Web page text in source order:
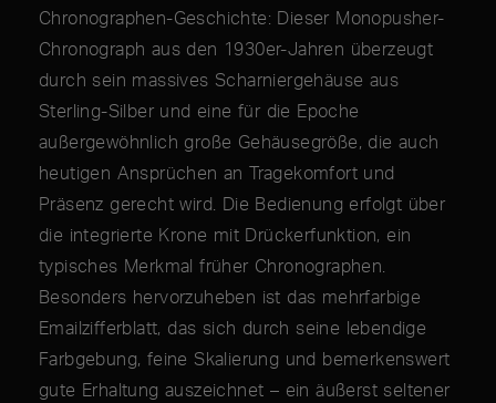
Chronographen-Geschichte: Dieser Monopusher-
Chronograph aus den 1930er-Jahren überzeugt
durch sein massives Scharniergehäuse aus
Sterling-Silber und eine für die Epoche
außergewöhnlich große Gehäusegröße, die auch
heutigen Ansprüchen an Tragekomfort und
Präsenz gerecht wird. Die Bedienung erfolgt über
die integrierte Krone mit Drückerfunktion, ein
typisches Merkmal früher Chronographen.
Besonders hervorzuheben ist das mehrfarbige
Emailzifferblatt, das sich durch seine lebendige
Farbgebung, feine Skalierung und bemerkenswert
gute Erhaltung auszeichnet – ein äußerst seltener